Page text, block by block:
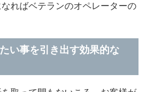
ればベテランのオペレーターの
い事を引き出す効果的な